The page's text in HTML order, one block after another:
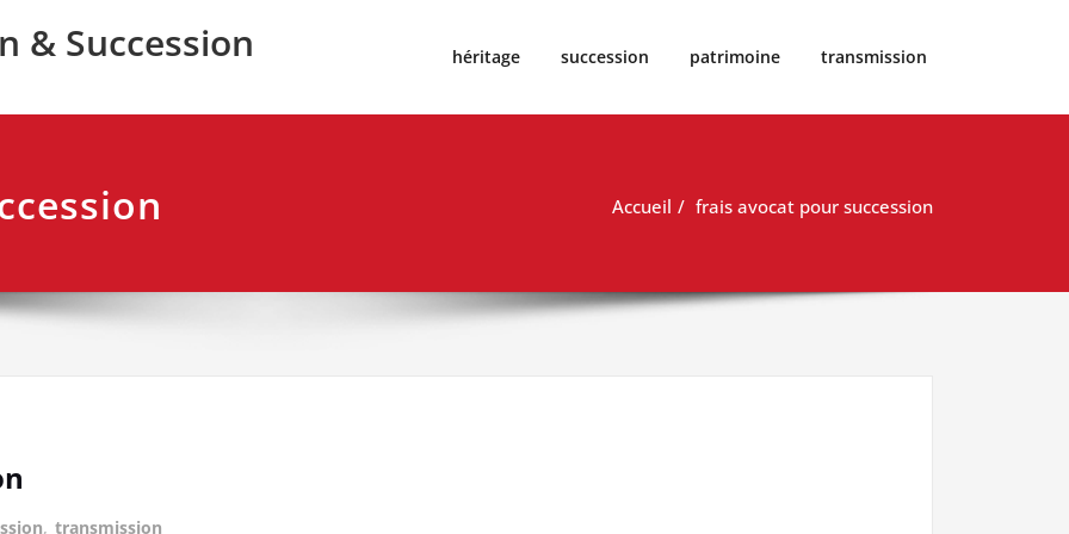
& Succession héritage succession patrimoine transmission
Accueil frais avocat pour succession
, transmission